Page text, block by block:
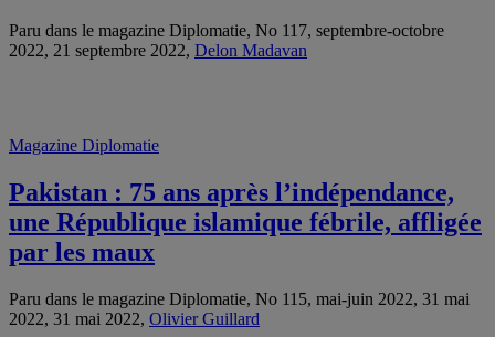
Paru dans le magazine Diplomatie, No 117, septembre-octobre
2022, 21 septembre 2022, Delon Madavan
Magazine Diplomatie
Pakistan : 75 ans après l’indépendance,
une République islamique fébrile, affligée
par les maux
Paru dans le magazine Diplomatie, No 115, mai-juin 2022, 31 mai
2022, 31 mai 2022, Olivier Guillard